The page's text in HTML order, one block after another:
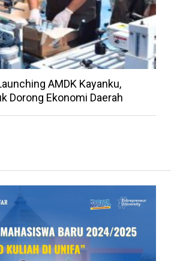
AMDK Kayanku,
Dorong Ekonomi Daerah